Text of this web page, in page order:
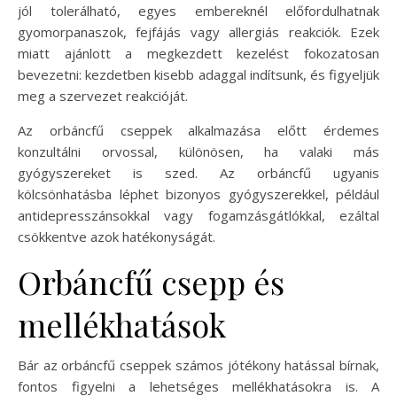
jól tolerálható, egyes embereknél előfordulhatnak
gyomorpanaszok, fejfájás vagy allergiás reakciók. Ezek
miatt ajánlott a megkezdett kezelést fokozatosan
bevezetni: kezdetben kisebb adaggal indítsunk, és figyeljük
meg a szervezet reakcióját.
Az orbáncfű cseppek alkalmazása előtt érdemes
konzultálni orvossal, különösen, ha valaki más
gyógyszereket is szed. Az orbáncfű ugyanis
kölcsönhatásba léphet bizonyos gyógyszerekkel, például
antidepresszánsokkal vagy fogamzásgátlókkal, ezáltal
csökkentve azok hatékonyságát.
Orbáncfű csepp és
mellékhatások
Bár az orbáncfű cseppek számos jótékony hatással bírnak,
fontos figyelni a lehetséges mellékhatásokra is. A